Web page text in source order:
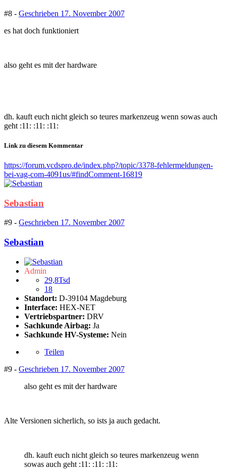
#8 - Geschrieben 17. November 2007
es hat doch funktioniert
also geht es mit der hardware
dh. kauft euch nicht gleich so teures markenzeug wenn sowas auch
geht :11: :11: :11:
Link zu diesem Kommentar
https://forum.vcdspro.de/index.php?/topic/3378-fehlermeldungen-
bei-vag-com-4091us/#findComment-16819
Sebastian
#9 - Geschrieben 17. November 2007
Sebastian
Admin
29,8Tsd
18
Standort: D-39104 Magdeburg
Interface: HEX-NET
Vertriebspartner: DRV
Sachkunde Airbag: Ja
Sachkunde HV-Systeme: Nein
Teilen
#9 - Geschrieben 17. November 2007
also geht es mit der hardware
Alte Versionen sicherlich, so ists ja auch gedacht.
dh. kauft euch nicht gleich so teures markenzeug wenn
sowas auch geht :11: :11: :11: